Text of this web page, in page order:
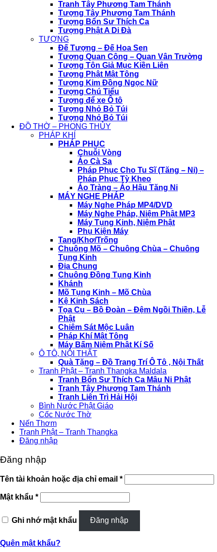
Tranh Tây Phương Tam Thánh
Tượng Tây Phương Tam Thánh
Tượng Bổn Sư Thích Ca
Tượng Phật A Di Đà
TƯỢNG
Đế Tượng – Đế Hoa Sen
Tượng Quan Công – Quan Vân Trường
Tượng Tôn Giả Mục Kiền Liên
Tượng Phật Mật Tông
Tượng Kim Đồng Ngọc Nữ
Tượng Chú Tiểu
Tượng để xe Ô tô
Tượng Nhỏ Bỏ Túi
Tượng Nhỏ Bỏ Túi
ĐỒ THỜ – PHONG THỦY
PHÁP KHÍ
PHÁP PHỤC
Chuỗi Vòng
Áo Cà Sa
Pháp Phục Cho Tu Sĩ (Tăng – Ni) –
Pháp Phục Tỳ Kheo
Áo Tràng – Áo Hậu Tăng Ni
MÁY NGHE PHÁP
Máy Nghe Pháp MP4/DVD
Máy Nghe Pháp, Niệm Phật MP3
Máy Tụng Kinh, Niệm Phật
Phụ Kiện Máy
Tang/Khơ/Trống
Chuông Mõ – Chuông Chùa – Chuông
Tụng Kinh
Địa Chung
Chuông Đồng Tụng Kinh
Khánh
Mõ Tụng Kinh – Mõ Chùa
Kệ Kinh Sách
Tọa Cụ – Bồ Đoàn – Đệm Ngồi Thiền, Lễ
Phật
Chiêm Sát Mộc Luân
Pháp Khí Mật Tông
Máy Bấm Niệm Phật Kí Số
Ô TÔ, NỘI THẤT
Quà Tặng – Đồ Trang Trí Ô Tô , Nội Thất
Tranh Phật – Tranh Thangka Maldala
Tranh Bổn Sư Thích Ca Mâu Ni Phật
Tranh Tây Phương Tam Thánh
Tranh Liên Trì Hải Hội
Bình Nước Phật Giáo
Cốc Nước Thờ
Nến Thơm
Tranh Phật – Tranh Thangka
Đăng nhập
Đăng nhập
Tên tài khoản hoặc địa chỉ email *Bắt
buộc
Mật khẩu *Bắt
buộc
Ghi nhớ mật khẩu
Đăng nhập
Quên mật khẩu?